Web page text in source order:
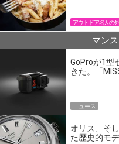
アウトドア名人の
マン
GoProが1型
きた。「
ニュース
オリス、そ
た歴史的モ